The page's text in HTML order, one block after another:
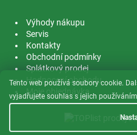
Tento web používá soubory cookie.
vyjadřujete souhlas s jejich
Výhody nákupu
Servis
Kontakty
Obchodní podmínky
Splátkový prodej
Hodnocení obchodu
Moje objednávka